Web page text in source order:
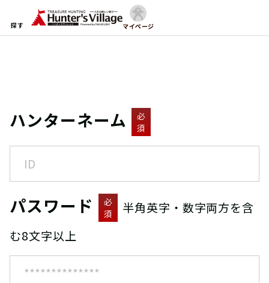
探す マイページ
ハンターネーム
必
須
パスワード
必
須
半角英字・数字両方を含
む8文字以上